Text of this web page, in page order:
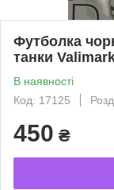
Футболка
танки
В наявності
Код: 17125
450 ₴